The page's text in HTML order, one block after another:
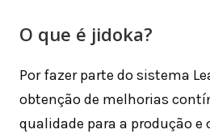
O que é jidoka?
Por fazer parte do sistema
obtenção de melhorias
qualidade para a produção